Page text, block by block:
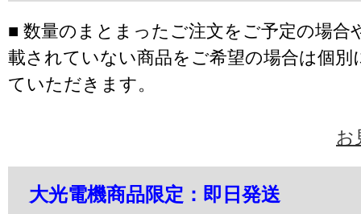
■ 数量のまとまったご注文をご予定の場合
載されていない商品をご希望の場合は個別
ていただきます。
お
大光電機商品限定：即日発送